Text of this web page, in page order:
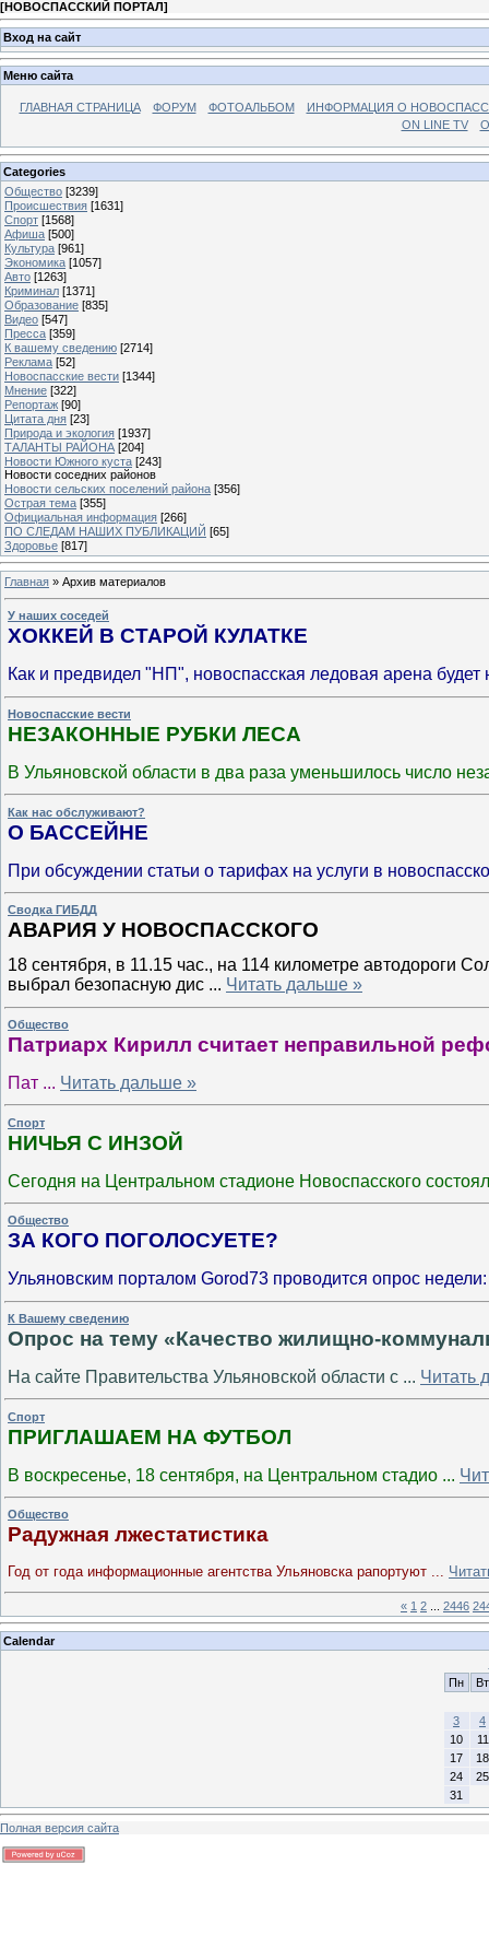
[НОВОСПАССКИЙ ПОРТАЛ]
Вход на сайт
Меню сайта
ГЛАВНАЯ СТРАНИЦА ФОРУМ ФОТОАЛЬБОМ
ИНФОРМАЦИЯ О
ON LINE TV
Categories
Общество [3239]
Происшествия [1631]
Спорт [1568]
Афиша [500]
Культура [961]
Экономика [1057]
Авто [1263]
Криминал [1371]
Образование [835]
Видео [547]
Пресса [359]
К вашему сведению [2714]
Реклама [52]
Новоспасские вести [1344]
Мнение [322]
Репортаж [90]
Цитата дня [23]
Природа и экология [1937]
ТАЛАНТЫ РАЙОНА [204]
Новости Южного куста [243]
Новости соседних районов
Новости сельских поселений района [356]
Острая тема [355]
Официальная информация [266]
ПО СЛЕДАМ НАШИХ ПУБЛИКАЦИЙ [65]
Здоровье [817]
Главная » Архив материалов
У наших соседей
ХОККЕЙ В СТАРОЙ КУЛАТКЕ
Как и предвидел "НП", новоспасская ледовая арена будет
Новоспасские вести
НЕЗАКОННЫЕ РУБКИ ЛЕСА
В Ульяновской области в два раза уменьшилось число
Как нас обслуживают?
О БАССЕЙНЕ
При обсуждении статьи о тарифах на услуги в
Сводка ГИБДД
АВАРИЯ У НОВОСПАССКОГО
18 сентября, в 11.15 час., на 114 километре автодороги
выбрал безопасную дис ... Читать дальше »
Общество
Патриарх Кирилл считает неправильной
Пат ... Читать дальше »
Спорт
НИЧЬЯ С ИНЗОЙ
Сегодня на Центральном стадионе Новоспасского
Общество
ЗА КОГО ПОГОЛОСУЕТЕ?
Ульяновским порталом Gorod73 проводится опрос
К Вашему сведению
Опрос на тему «Качество жилищно-
На сайте Правительства Ульяновской области с ... Читать
Спорт
ПРИГЛАШАЕМ НА ФУТБОЛ
В воскресенье, 18 сентября, на Центральном стадио ...
Общество
Радужная лжестатистика
Год от года информационные агентства Ульяновска рапортуют ...
« 1 2 2446
Calendar
Пн
Вт
3
4
10
11
17
18
24
25
31
Полная версия сайта